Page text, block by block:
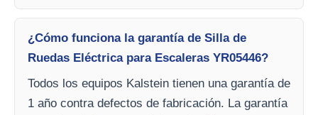
¿Cómo funciona la garantía de Silla de
Ruedas Eléctrica para Escaleras YR05446?
Todos los equipos Kalstein tienen una garantía de
1 año contra defectos de fabricación. La garantía